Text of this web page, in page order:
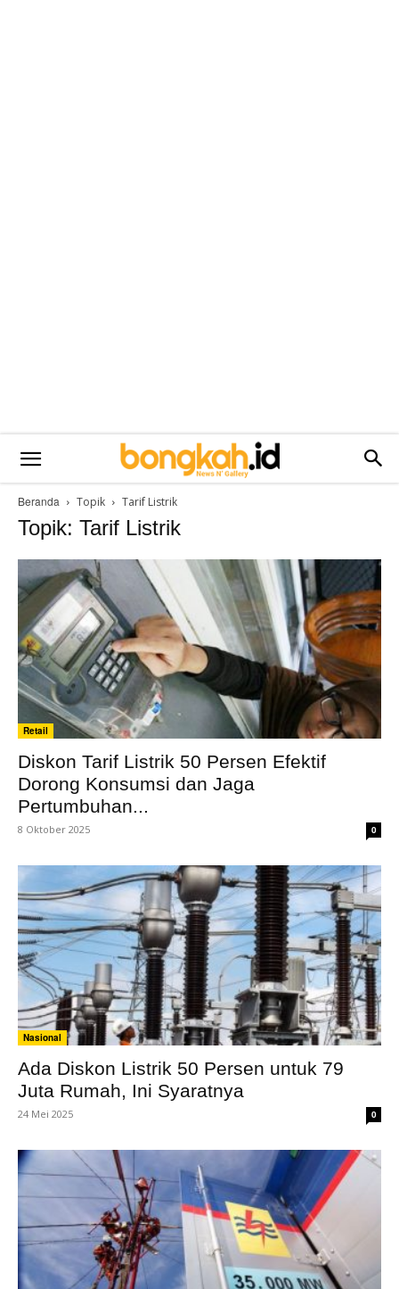
Beranda Topik Tarif Listrik
Topik: Tarif Listrik
Retail
Diskon Tarif Listrik 50 Persen Efektif
Dorong Konsumsi dan Jaga
Pertumbuhan...
8 Oktober 2025 0
Nasional
Ada Diskon Listrik 50 Persen untuk 79
Juta Rumah, Ini Syaratnya
24 Mei 2025 0